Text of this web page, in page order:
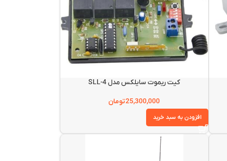
کیت ریموت سایلکس مدل SLL-4
25,300,000تومان
افزودن به سبد خرید